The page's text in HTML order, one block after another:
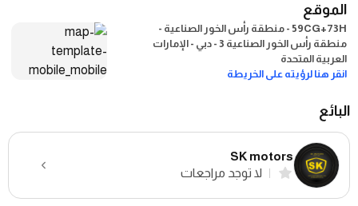
الموقع
59CG+73H - منطقة رأس الخور الصناعية -
منطقة رأس الخور الصناعية 3 - دبي - الإمارات
العربية المتحدة
انقر هنا لرؤيته على الخريطة
البائع
SK motors
لا توجد مراجعات